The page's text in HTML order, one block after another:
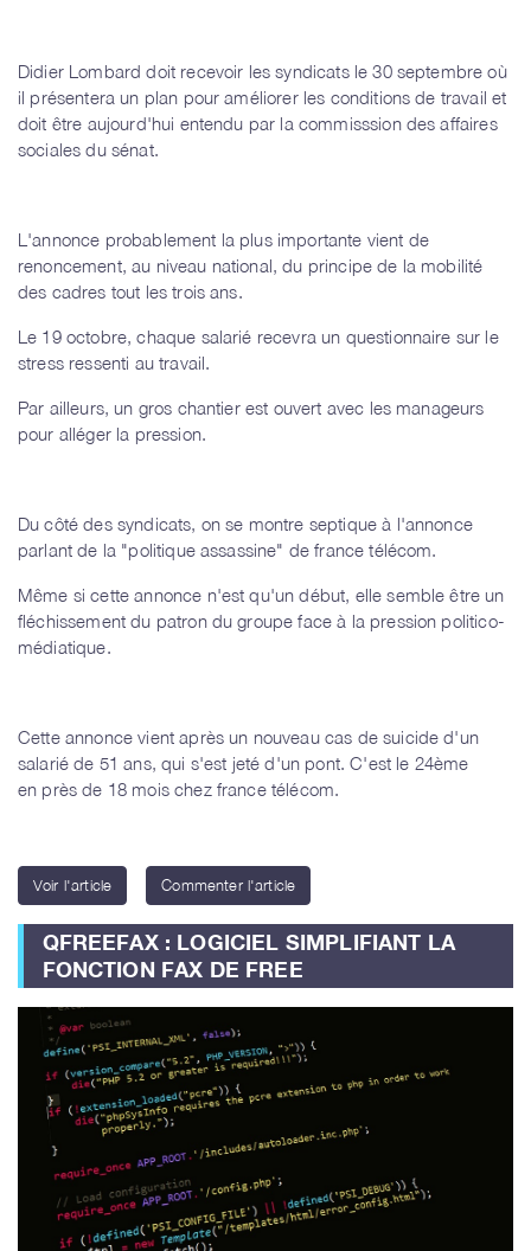
Didier Lombard doit recevoir les syndicats le 30 septembre où
il présentera un plan pour améliorer les conditions de travail et
doit être aujourd'hui entendu par la commisssion des affaires
sociales du sénat.
L'annonce probablement la plus importante vient de
renoncement, au niveau national, du principe de la mobilité
des cadres tout les trois ans.
Le 19 octobre, chaque salarié recevra un questionnaire sur le
stress ressenti au travail.
Par ailleurs, un gros chantier est ouvert avec les manageurs
pour alléger la pression.
Du côté des syndicats, on se montre septique à l'annonce
parlant de la "politique assassine" de france télécom.
Même si cette annonce n'est qu'un début, elle semble être un
fléchissement du patron du groupe face à la pression politico-
médiatique.
Cette annonce vient après un nouveau cas de suicide d'un
salarié de 51 ans, qui s'est jeté d'un pont. C'est le 24ème
en près de 18 mois chez france télécom.
Voir l'article Commenter l'article
QFREEFAX : LOGICIEL SIMPLIFIANT LA
FONCTION FAX DE FREE